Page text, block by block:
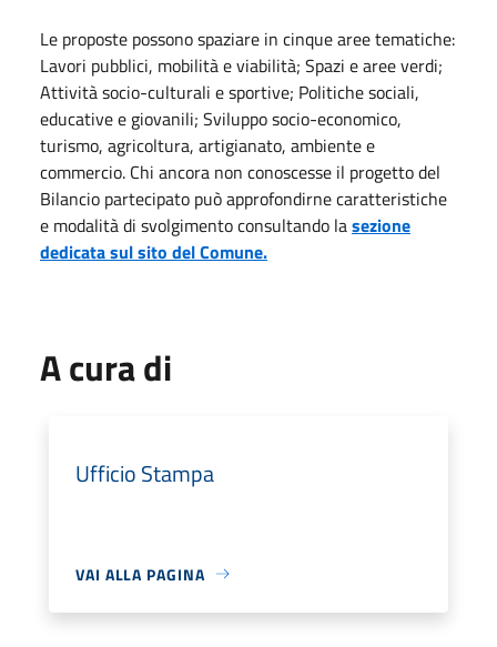
Le proposte possono spaziare in cinque aree tematiche:
Lavori pubblici, mobilità e viabilità; Spazi e aree verdi;
Attività socio-culturali e sportive; Politiche sociali,
educative e giovanili; Sviluppo socio-economico,
turismo, agricoltura, artigianato, ambiente e
commercio. Chi ancora non conoscesse il progetto del
Bilancio partecipato può approfondirne caratteristiche
e modalità di svolgimento consultando lasezione
dedicata sul sito del Comune.
A cura di
Ufficio Stampa
VAI ALLA PAGINA